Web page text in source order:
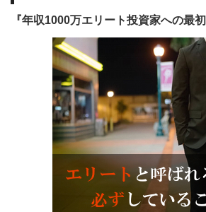
『年収1000万エリート投資家への最初